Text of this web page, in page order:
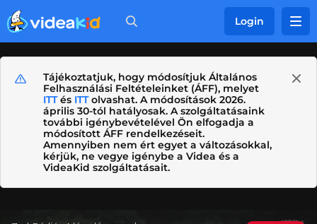
Login
Tájékoztatjuk, hogy módosítjuk Általános
Felhasználási Feltételeinket (ÁFF), melyet
ITTés ITTolvashat. A módosítások 2026.
április 30-tól hatályosak. A szolgáltatásaink
további igénybevételével Ön elfogadja a
módosított ÁFF rendelkezéseit.
Amennyiben nem ért egyet a változásokkal,
kérjük, ne vegye igénybe a Videa és a
VideaKid szolgáltatásait.